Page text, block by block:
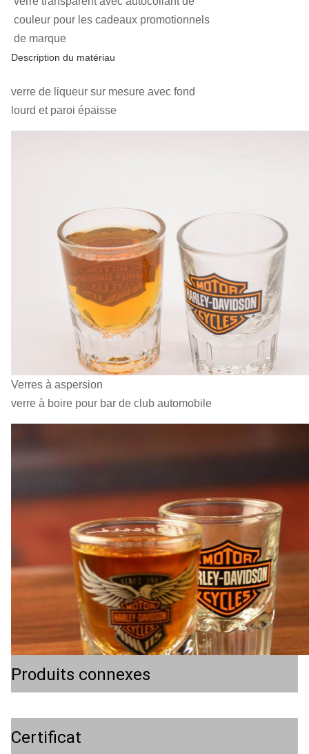
couleur pour les cadeaux promotionnels
de marque
Description du matériau
verre de liqueur sur mesure avec fond
lourd et paroi épaisse
Verres à aspersion
verre à boire pour bar de club automobile
Produits connexes
Certificat